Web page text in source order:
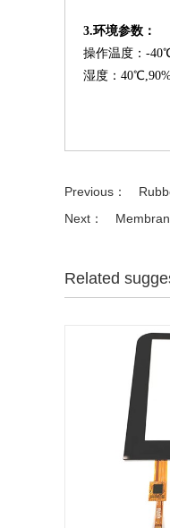
3.环境参数：
操作温度： -40
湿度： 40℃
Previous：
Next：
Related